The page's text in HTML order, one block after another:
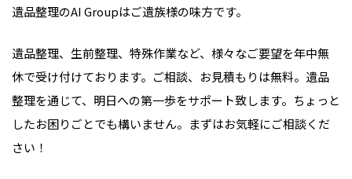
遺品整理のAI Groupはご遺族様の味方です。
遺品整理、生前整理、特殊作業など、様々なご要望を年中無
休で受け付けております。ご相談、お見積もりは無料。遺品
整理を通じて、明日への第一歩をサポート致します。ちょっと
したお困りごとでも構いません。まずはお気軽にご相談くだ
さい！